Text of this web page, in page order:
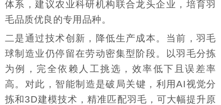
体系，建议农业科研机构联合龙头企业，培育羽
毛品质优良的专用品种。
二是通过技术创新，降低生产成本。当前，羽毛
球制造业仍停留在劳动密集型阶段。以羽毛分拣
为例，完全依赖人工挑选，效率低下且误差率
高。对此，智能制造是破局关键，利用AI视觉分
拣和3D建模技术，精准匹配羽毛，可大幅提升原